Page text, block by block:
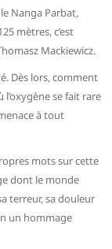
Nanga Parbat,
mètres, c’est
Mackiewicz.
Dès lors, comment
se fait rare
à tout
mots sur cette
dont le monde
terreur, sa douleur
un hommage